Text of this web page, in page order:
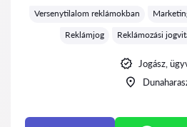
Versenytilalom reklámokban
Reklámjog
Reklámozási
Jogász,